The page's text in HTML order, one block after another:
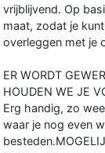
vrijblijvend. Op
maat, zodat je
overleggen met je
ER WORDT
HOUDEN WE JE
Erg handig, zo
waar je nog even